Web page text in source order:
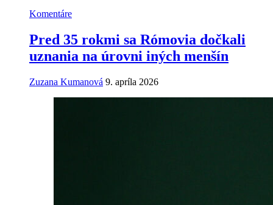
Komentáre
Pred 35 rokmi sa Rómovia dočkali
uznania na úrovni iných menšín
Zuzana Kumanová 9. apríla 2026